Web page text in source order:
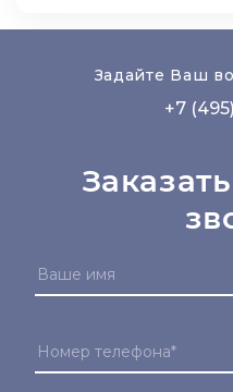
Задайте Ваш
+7